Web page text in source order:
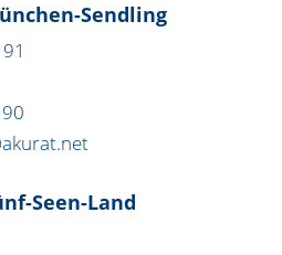
Sendling
Seen-Land